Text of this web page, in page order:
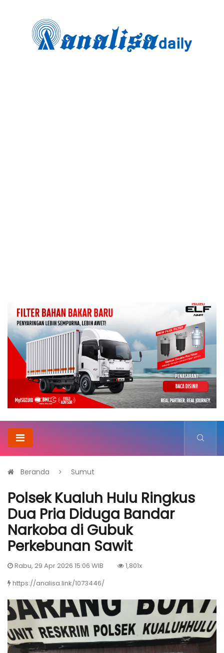
Beranda Sumut
Polsek Kualuh Hulu Ringkus
Dua Pria Diduga Bandar
Narkoba di Gubuk
Perkebunan Sawit
Rabu, 29 Apr 2026 15:06 WIB
1,801x
https://analisa.link/1073446/